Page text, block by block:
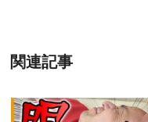
関連記事